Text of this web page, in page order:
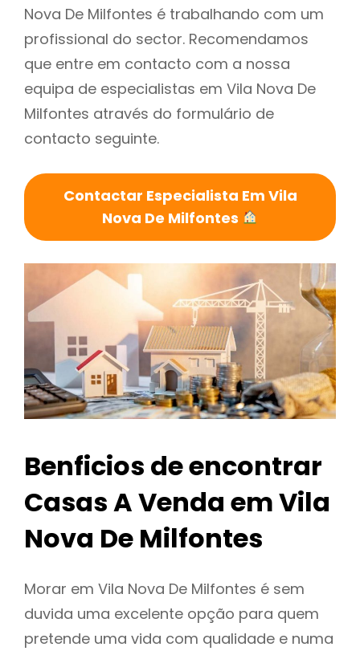
Nova De Milfontes é trabalhando com um
profissional do sector. Recomendamos
que entre em contacto com a nossa
equipa de especialistas em Vila Nova De
Milfontes através do formulário de
contacto seguinte.
Contactar Especialista Em Vila
Nova De Milfontes
Benficios de encontrar
Casas A Venda em Vila
Nova De Milfontes
Morar em Vila Nova De Milfontes é sem
duvida uma excelente opção para quem
pretende uma vida com qualidade e numa